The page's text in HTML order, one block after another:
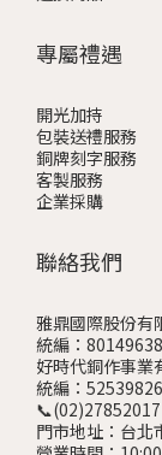
專屬禮遇
開光加持
包裝送禮服務
銅牌刻字服務
客製服務
企業採購
聯絡我們
雅鼎國際股份有
統編：80149638
好時代銅作事業
統編：52539826
📞(02)27852017
門市地址：台北